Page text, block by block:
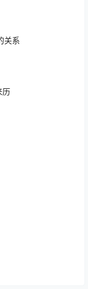
关系
历